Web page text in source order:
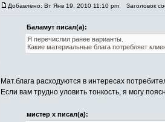
Добавлено: Вт Янв 19, 2010 11:10 pm Заголовок
Баламут писал(а):
Я перечислил ранее варианты.
Какие материальные блага потребляет
Мат.блага расходуются в интересах
Если вам трудно уловить тонкость, я могу
мистер х писал(а):